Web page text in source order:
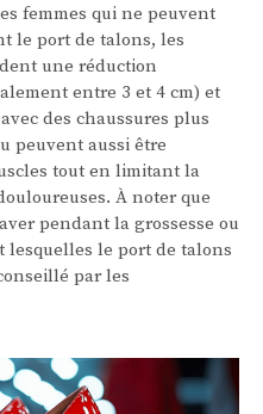
femmes qui ne peuvent
le port de talons, les
une réduction
entre 3 et 4 cm) et
des chaussures plus
peuvent aussi être
tout en limitant la
À noter que
pendant la grossesse ou
lesquelles le port de talons
par les